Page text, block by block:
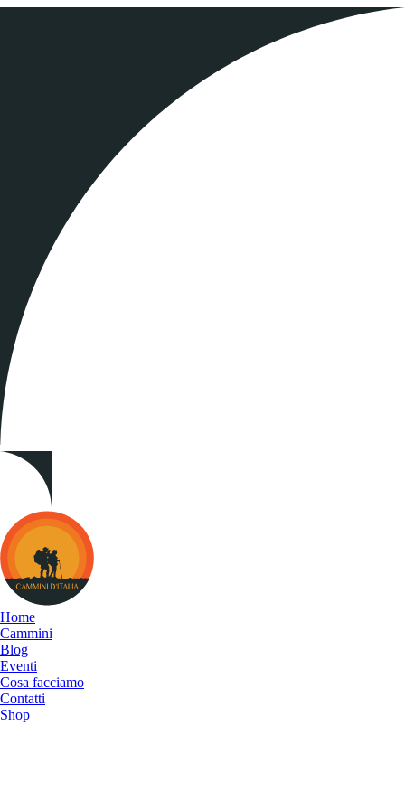
Cammini
d&#039;Italia
Home
Cammini
Blog
Eventi
Cosa facciamo
Contatti
Shop